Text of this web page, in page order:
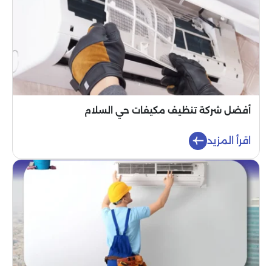
أفضل شركة تنظيف مكيفات حي السلام
اقرأ المزيد